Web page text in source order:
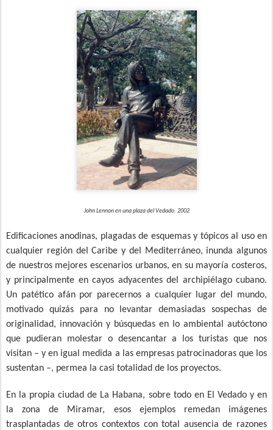
John Lennon en una plaza del Vedado. 2002
Edificaciones anodinas, plagadas de esquemas y tópicos al uso en
cualquier región del Caribe y del Mediterráneo, inunda algunos
de nuestros mejores escenarios urbanos, en su mayoría costeros,
y principalmente en cayos adyacentes del archipiélago cubano.
Un patético afán por parecernos a cualquier lugar del mundo,
motivado quizás para no levantar demasiadas sospechas de
originalidad, innovación y búsquedas en lo ambiental autóctono
que pudieran molestar o desencantar a los turistas que nos
visitan – y en igual medida a las empresas patrocinadoras que los
sustentan –, permea la casi totalidad de los proyectos.
En la propia ciudad de La Habana, sobre todo en El Vedado y en
la zona de Miramar, esos ejemplos remedan imágenes
trasplantadas de otros contextos con total ausencia de razones